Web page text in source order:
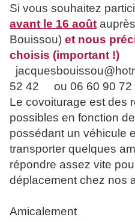
Si vous souhaitez
avant le 16 août
Bouissou) et nous
choisis (important !)
52 42 ou 06 60 90 72
Le covoiturage est des
possibles en fonction
possédant un véhicule
transporter quelques
répondre assez vite
déplacement chez nos
Amicalement